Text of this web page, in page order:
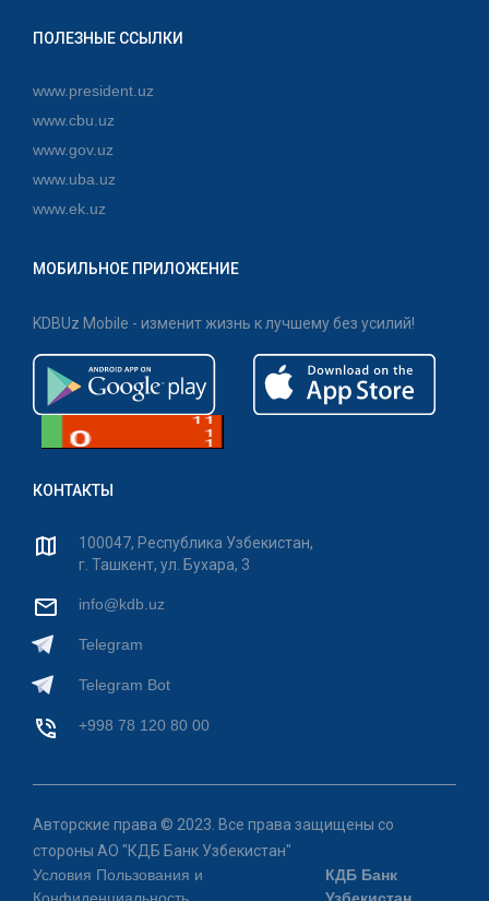
ПОЛЕЗНЫЕ ССЫЛКИ
www.president.uz
www.cbu.uz
www.gov.uz
www.uba.uz
www.ek.uz
МОБИЛЬНОЕ ПРИЛОЖЕНИЕ
KDBUz Mobile - изменит жизнь к лучшему без усилий!
КОНТАКТЫ
100047, Республика Узбекистан,
г. Ташкент, ул. Бухара, 3
info@kdb.uz
Telegram
Telegram Bot
+998 78 120 80 00
Авторские права © 2023. Все права защищены со
стороны АО "КДБ Банк Узбекистан"
Условия Пользования и
Конфиденциальность
КДБ Банк
Узбекистан